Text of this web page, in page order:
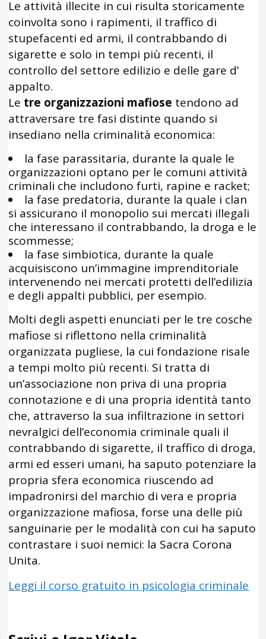
Le attività illecite in cui risulta storicamente
coinvolta sono i rapimenti, il traffico di
stupefacenti ed armi, il contrabbando di
sigarette e solo in tempi più recenti, il
controllo del settore edilizio e delle gare d’
appalto.
Le tre organizzazioni mafiose tendono ad
attraversare tre fasi distinte quando si
insediano nella criminalità economica:
la fase parassitaria, durante la quale le
organizzazioni optano per le comuni attività
criminali che includono furti, rapine e racket;
la fase predatoria, durante la quale i clan
si assicurano il monopolio sui mercati illegali
che interessano il contrabbando, la droga e le
scommesse;
la fase simbiotica, durante la quale
acquisiscono un’immagine imprenditoriale
intervenendo nei mercati protetti dell’edilizia
e degli appalti pubblici, per esempio.
Molti degli aspetti enunciati per le tre cosche
mafiose si riflettono nella criminalità
organizzata pugliese, la cui fondazione risale
a tempi molto più recenti. Si tratta di
un’associazione non priva di una propria
connotazione e di una propria identità tanto
che, attraverso la sua infiltrazione in settori
nevralgici dell’economia criminale quali il
contrabbando di sigarette, il traffico di droga,
armi ed esseri umani, ha saputo potenziare la
propria sfera economica riuscendo ad
impadronirsi del marchio di vera e propria
organizzazione mafiosa, forse una delle più
sanguinarie per le modalità con cui ha saputo
contrastare i suoi nemici: la Sacra Corona
Unita.
Leggi il corso gratuito in psicologia criminale